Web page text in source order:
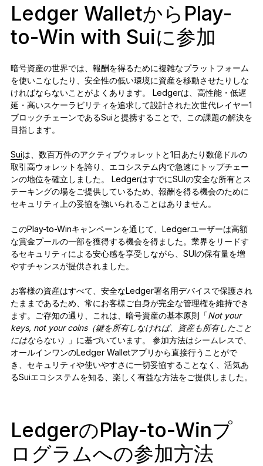
Ledger WalletからPlay-
to-Win with Suiに参加
暗号資産の世界では、報酬を得るために複雑なプラットフォーム
を使いこなしたり、安全性の低い環境に資産を移動させたりしな
ければならないことがよくあります。 Ledgerは、高性能・低遅
延・高いスケーラビリティを追求して設計された次世代レイヤー1
ブロックチェーンであるSuiと提携することで、この課題の解決を
目指します。
Suiは、数百万件のアクティブウォレットと1日あたり数億ドルの
取引高ウォレットを誇り、エコシステム内で急速にトップチェー
ンの地位を確立しました。 LedgerはすでにSUIの安全な所有とス
テーキングの場をご提供しているため、報酬を得る機会のために
セキュリティ上の妥協を強いられることはありません。
このPlay-to-Winキャンペーンを通じて、Ledgerユーザーは高額
な賞金プールの一部を獲得する機会を得ました。業界をリードす
るセキュリティによる安心感を享受しながら、SUIの保有量を増
やすチャンスが提供されました。
お客様の資産はすべて、安全なLedger署名用デバイスで保護され
たままであるため、常にお客様ご自身が完全な管理権を維持でき
ます。ご存知の通り、これは、暗号資産の基本原則「Not your
keys, not your coins（鍵を所有しなければ、資産も所有したこと
にはならない）
」に基づいています。 参加方法はシームレスで、
オールインワンのLedger Walletアプリから直接行うことがで
き、セキュリティや使いやすさに一切妥協することなく、活気あ
るSuiエコシステムを知る、楽しく有益な方法をご提供しました。
LedgerのPlay-to-Winプ
ログラムへの参加方法